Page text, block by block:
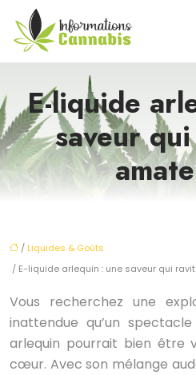
E-liquide
saveur
/ Liquides & Goûts
/ E-liquide arlequin : une saveur qui
Vous recherchez une
inattendue qu’un
arlequin pourrait bien être
cœur. Avec son mélange